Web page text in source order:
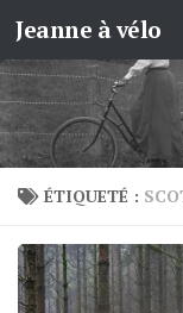
Skip to content
Jeanne à vélo
ÉTIQUETÉ :